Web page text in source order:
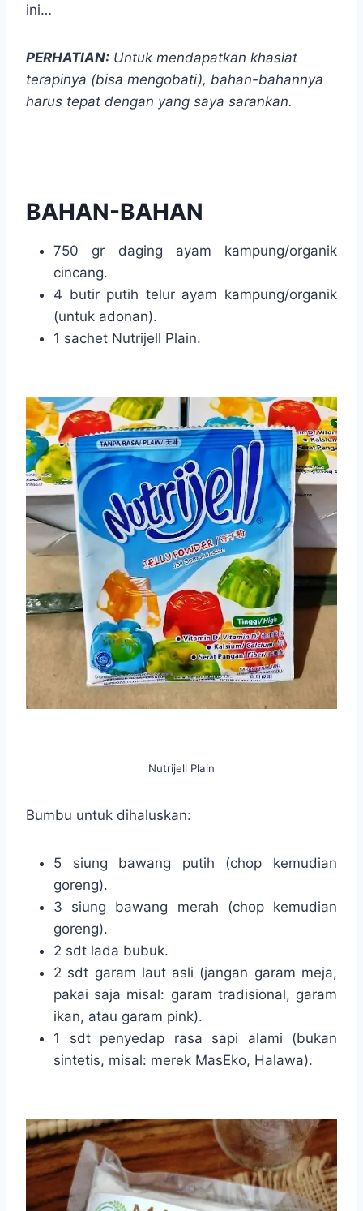
ini…
PERHATIAN: Untuk mendapatkan khasiat
terapinya (bisa mengobati), bahan-bahannya
harus tepat dengan yang saya sarankan.
BAHAN-BAHAN
750 gr daging ayam kampung/organik
cincang.
4 butir putih telur ayam kampung/organik
(untuk adonan).
1 sachet Nutrijell Plain.
Nutrijell Plain
Bumbu untuk dihaluskan:
5 siung bawang putih (chop kemudian
goreng).
3 siung bawang merah (chop kemudian
goreng).
2 sdt lada bubuk.
2 sdt garam laut asli (jangan garam meja,
pakai saja misal: garam tradisional, garam
ikan, atau garam pink).
1 sdt penyedap rasa sapi alami (bukan
sintetis, misal: merek MasEko, Halawa).